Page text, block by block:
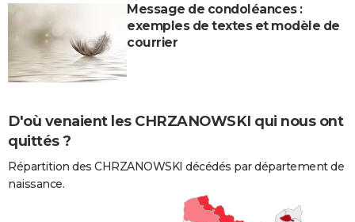
Message de condoléances :
exemples de textes et modèle de
courrier
D'où venaient les CHRZANOWSKI qui nous ont
quittés ?
Répartition des CHRZANOWSKI décédés par département de
naissance.